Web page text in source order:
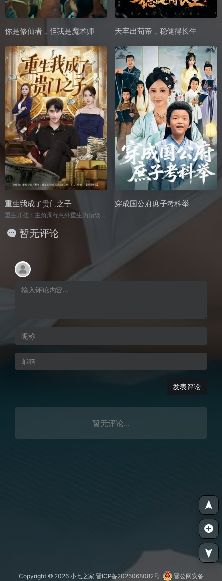
你是修仙者，但我是魔术师 天牢出苟帝，稳健得长生
重生我成了贵门之子
重生开挂：主角周行意外重生为顶级富二代，绑定“人生优化系统”，开局即获三十亿现金，兼具预判机遇的能力。
穿成国公府庶子考科举
暂无评论
发表评论
暂无评论...
Copyright © 2026 小七之家 晋ICP备2025068082号 晋公网安备